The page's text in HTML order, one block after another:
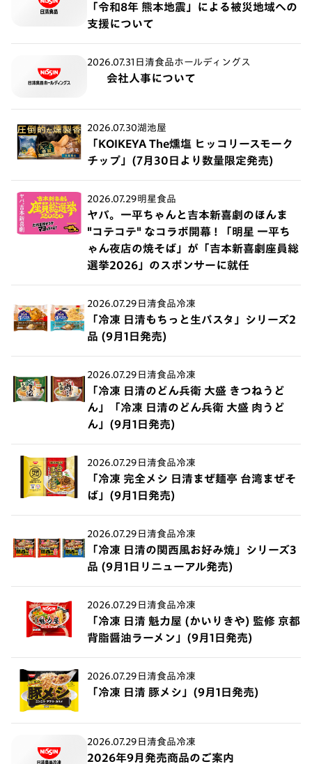
「令和8年 熊本地震」による被災地域への
支援について
2026.07.31 日清食品ホールディングス
会社人事について
2026.07.30湖池屋
「KOIKEYA The燻塩 ヒッコリースモーク
チップ」(7月30日より数量限定発売)
2026.07.29明星食品
ヤバ。一平ちゃんと吉本新喜劇のほんま
"コテコテ" なコラボ開幕 ! 「明星 一平ち
ゃん夜店の焼そば」が「吉本新喜劇座員総
選挙2026」のスポンサーに就任
2026.07.29 日清食品冷凍
「冷凍 日清もちっと生パスタ」シリーズ2
品 (9月1日発売)
2026.07.29 日清食品冷凍
「冷凍 日清のどん兵衛 大盛 きつねうど
ん」「冷凍 日清のどん兵衛 大盛 肉うど
ん」(9月1日発売)
2026.07.29 日清食品冷凍
「冷凍 完全メシ 日清まぜ麺亭 台湾まぜそ
ば」(9月1日発売)
2026.07.29 日清食品冷凍
「冷凍 日清の関西風お好み焼」シリーズ3
品 (9月1日リニューアル発売)
2026.07.29 日清食品冷凍
「冷凍 日清 魁力屋 (かいりきや) 監修 京都
背脂醤油ラーメン」(9月1日発売)
2026.07.29 日清食品冷凍
「冷凍 日清 豚メシ」(9月1日発売)
2026.07.29 日清食品冷凍
2026年9月発売商品のご案内